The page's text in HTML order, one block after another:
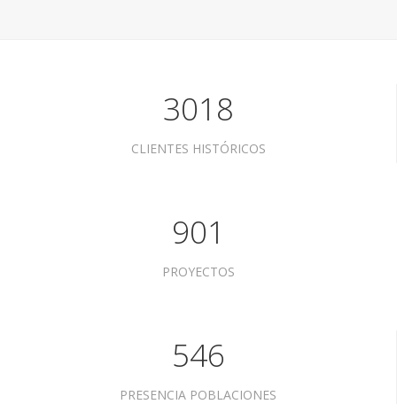
3018
CLIENTES HISTÓRICOS
901
PROYECTOS
546
PRESENCIA POBLACIONES